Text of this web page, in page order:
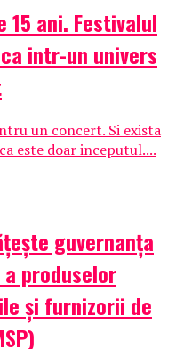
15 ani. Festivalul
intr-un univers
un concert. Si exista
este doar inceputul....
guvernanța
produselor
și furnizorii de